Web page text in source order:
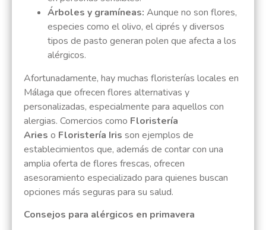
Árboles y gramíneas: Aunque no son flores,
especies como el olivo, el ciprés y diversos
tipos de pasto generan polen que afecta a los
alérgicos.
Afortunadamente, hay muchas floristerías locales en
Málaga que ofrecen flores alternativas y
personalizadas, especialmente para aquellos con
alergias. Comercios como Floristería
Aries o Floristería Iris son ejemplos de
establecimientos que, además de contar con una
amplia oferta de flores frescas, ofrecen
asesoramiento especializado para quienes buscan
opciones más seguras para su salud.
Consejos para alérgicos en primavera